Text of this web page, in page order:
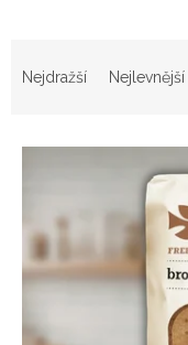
a
n
d
Nejdražší Nejlevnější
V
p